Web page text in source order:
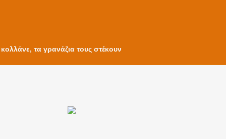
τα γρανάζια τους στέκουν